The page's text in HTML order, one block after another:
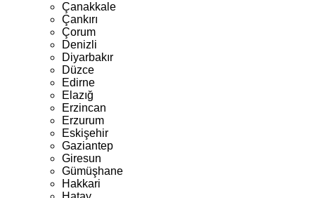
Çanakkale
Çankırı
Çorum
Denizli
Diyarbakır
Düzce
Edirne
Elazığ
Erzincan
Erzurum
Eskişehir
Gaziantep
Giresun
Gümüşhane
Hakkari